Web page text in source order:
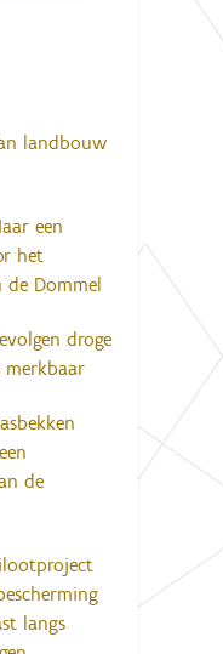
landbouw
een
het
de Dommel
droge
merkbaar
de
langs